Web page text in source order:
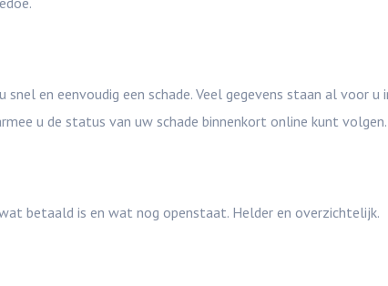
en eenvoudig een schade. Veel gegevens staan al voor u
u de status van uw schade binnenkort online kunt
betaald is en wat nog openstaat. Helder en overzichtelijk.